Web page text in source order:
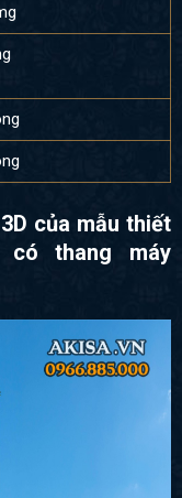
của mẫu thiết
thang máy